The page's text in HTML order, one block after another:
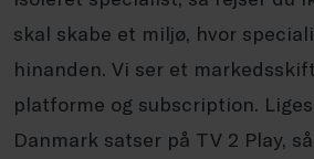
skal skabe et miljø, hvor
hinanden. Vi ser et
platforme og subscription.
Danmark satser på TV 2 Play,